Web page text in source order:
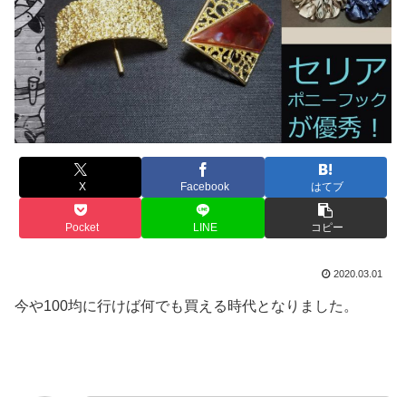
X Facebook はてブ
Pocket LINE コピー
2020.03.01
今や100均に行けば何でも買える時代となりました。